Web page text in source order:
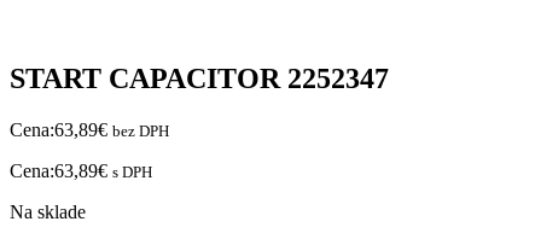
START CAPACITOR 2252347
Cena:63,89€ bez DPH
Cena:63,89€ s DPH
Na sklade